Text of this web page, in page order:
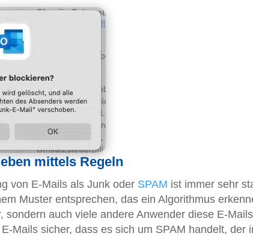
mittels Regeln
von E-Mails als Junk oder SPAM ist immer sehr
Muster entsprechen, das ein Algorithmus
sondern auch viele andere Anwender diese E-
Mails sicher, dass es sich um SPAM handelt, der